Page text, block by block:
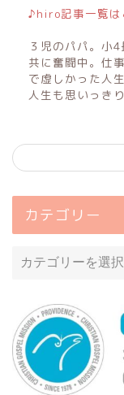
♪hiro記事一覧は
３児のパパ。小
共に奮闘中。仕
で虚しかった人
人生も思いっき
カテゴリー